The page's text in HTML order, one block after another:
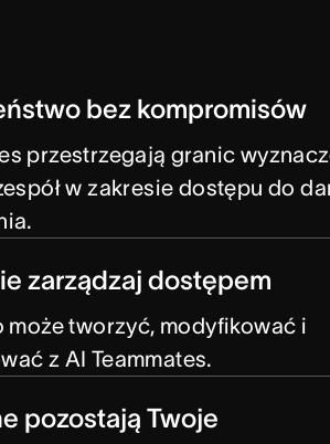
bez kompromisów
przestrzegają granic
w zakresie dostępu do
zarządzaj dostępem
może tworzyć, modyfikować i
z AI Teammates.
pozostają Twoje